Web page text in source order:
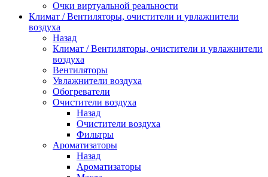
Очки виртуальной реальности
Климат / Вентиляторы, очистители и увлажнители
воздуха
Назад
Климат / Вентиляторы, очистители и увлажнители
воздуха
Вентиляторы
Увлажнители воздуха
Обогреватели
Очистители воздуха
Назад
Очистители воздуха
Фильтры
Ароматизаторы
Назад
Ароматизаторы